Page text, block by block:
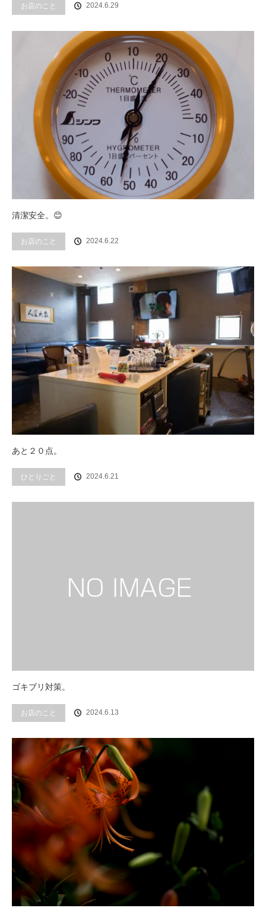
お店のこと 2024.6.29
清潔安全。😊
お店のこと 2024.6.22
あと２０点。
ひとりごと 2024.6.21
ゴキブリ対策。
お店のこと 2024.6.13